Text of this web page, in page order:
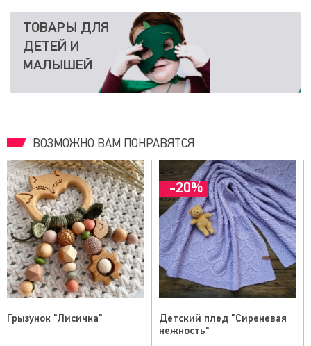
ТОВАРЫ ДЛЯ
ДЕТЕЙ И
МАЛЫШЕЙ
ВОЗМОЖНО ВАМ ПОНРАВЯТСЯ
Грызунок "Лисичка"
-20%
Детский плед "Сиреневая
нежность"